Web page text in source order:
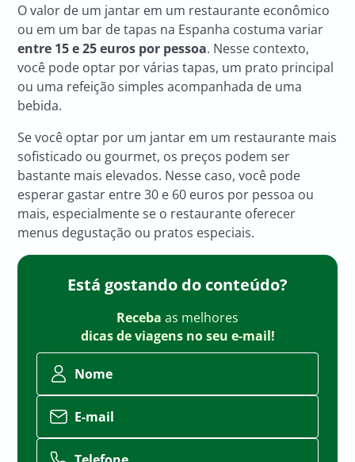
O valor de um jantar em um restaurante econômico
ou em um bar de tapas na Espanha costuma variar
entre 15 e 25 euros por pessoa. Nesse contexto,
você pode optar por várias tapas, um prato principal
ou uma refeição simples acompanhada de uma
bebida.
Se você optar por um jantar em um restaurante mais
sofisticado ou gourmet, os preços podem ser
bastante mais elevados. Nesse caso, você pode
esperar gastar entre 30 e 60 euros por pessoa ou
mais, especialmente se o restaurante oferecer
menus degustação ou pratos especiais.
Está gostando do conteúdo?
Receba as melhores
dicas de viagens no seu e-mail!
Nome
E-mail